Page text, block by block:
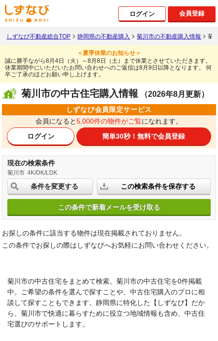
ログイン 会員登録
しずなび不動産総合TOP 静岡県の不動産購入 菊川市の不動産購入情報 菊
＜夏季休業のお知らせ＞
誠に勝手ながら8月4日（火）～8月8日（土）まで休業とさせていただきます。
休業期間中にいただいたお問い合わせへのご返信は8月9日以降となります。
何
卒ご了承のほどお願い申し上げます。
菊川市の中古住宅購入情報 （2026年8月更新）
菊川市の中古住宅をまとめて検索。菊川市の中古住宅を0件掲載
中。ご希望の条件を選んで探すことや、中古住宅購入のプロに相
談して探すこともできます。静岡県に特化した【しずなび】だか
ら、菊川市で快適に暮らすために役立つ地域情報も含め、中古住
宅選びのサポートします。
しずなび会員限定サービス
会員になると5,000件の物件がご覧になれます。
ログイン
簡単30秒！無料で会員登録
現在の検索条件
菊川市 4K/DK/LDK
条件を変更する この検索条件を保存する
この条件で新着メールを受け取る
お探しの条件に該当する物件は現在掲載されておりません。
この条件でお探しの際はしずなびへお気軽にお問い合わせください。